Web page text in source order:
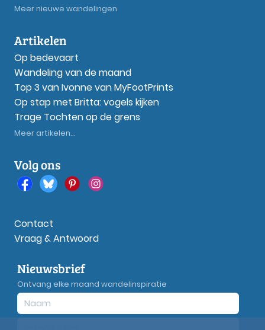
Meer nieuwe wandelingen
Artikelen
Op bedevaart
Wandeling van de maand
Top 3 van Ivonne van MyFootPrints
Op stap met Britta: vogels kijken
Trage Tochten op de grens
Meer artikelen...
Volg ons
Contact
Vraag & Antwoord
Nieuwsbrief
Ontvang elke maand wandelinspiratie